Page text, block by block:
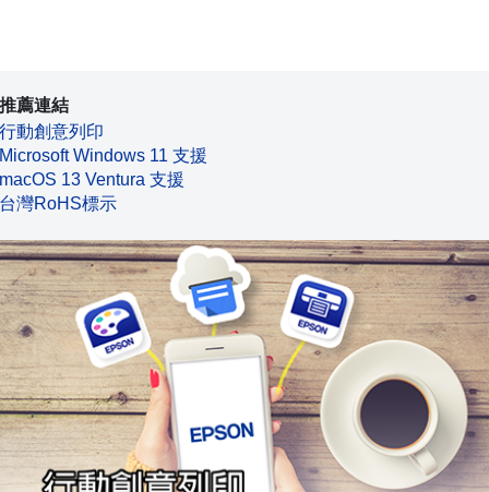
推薦連結
行動創意列印
Microsoft Windows 11 支援
macOS 13 Ventura 支援
台灣RoHS標示